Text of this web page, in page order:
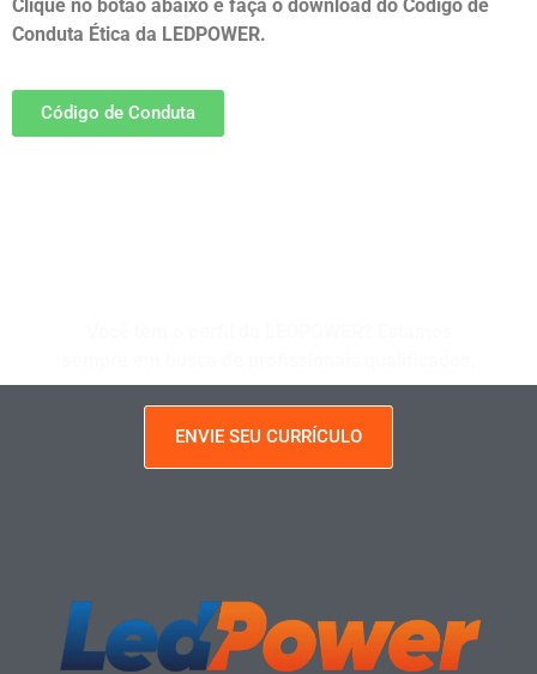
Clique no botão abaixo e faça o download do Código de
Conduta Ética da LEDPOWER.
Código de Conduta
ENVIE SEU CURRÍCULO